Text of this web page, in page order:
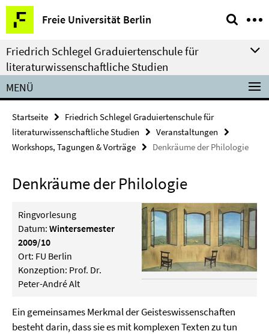
Springe
direkt
zu
Inhalt
Freie Universität Berlin
Service-
Navigation
Friedrich Schlegel Graduiertenschule für
literaturwissenschaftliche Studien
MENÜ
Startseite
Friedrich Schlegel Graduiertenschule für
literaturwissenschaftliche Studien
Veranstaltungen
Workshops, Tagungen & Vorträge
Denkräume der Philologie
Denkräume der Philologie
Ringvorlesung
Datum: Wintersemester
2009/10
Ort: FU Berlin
Konzeption: Prof. Dr.
Peter-André Alt
Ein gemeinsames Merkmal der Geisteswissenschaften
besteht darin, dass sie es mit komplexen Texten zu tun